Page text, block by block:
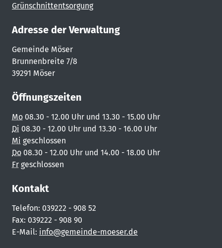
Grünschnittentsorgung
Adresse der Verwaltung
Gemeinde Möser
Brunnenbreite 7/8
39291 Möser
Öffnungszeiten
Mo 08.30 - 12.00 Uhr und 13.30 - 15.00 Uhr
Di 08.30 - 12.00 Uhr und 13.30 - 16.00 Uhr
Mi geschlossen
Do 08.30 - 12.00 Uhr und 14.00 - 18.00 Uhr
Fr geschlossen
Kontakt
Telefon: 039222 - 908 52
Fax: 039222 - 908 90
E-Mail: info@gemeinde-moeser.de